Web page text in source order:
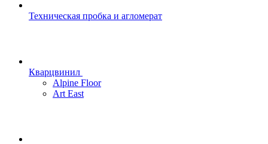
Техническая пробка и агломерат
Кварцвинил
Alpine Floor
Art East